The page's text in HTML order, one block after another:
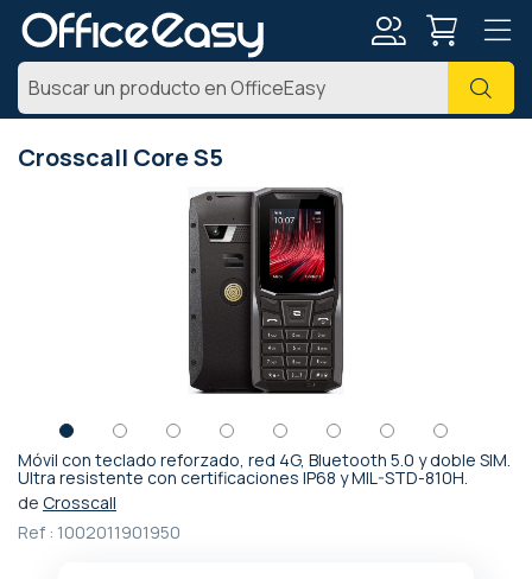
Crosscall Core S5
Móvil con teclado reforzado, red 4G, Bluetooth 5.0 y doble SIM.
Ultra resistente con certificaciones IP68 y MIL-STD-810H.
de Crosscall
Ref : 1002011901950
Saltar
al
de